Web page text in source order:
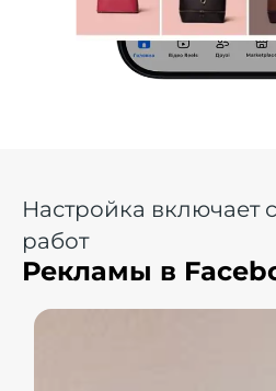
Настройка
работ
Рекламы в